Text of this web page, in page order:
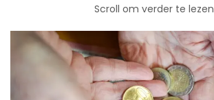
Scroll om verder te lezen